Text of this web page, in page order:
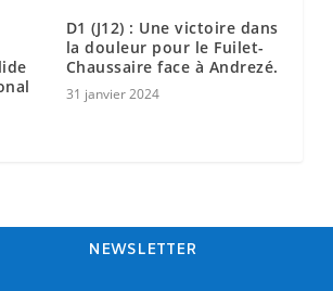
D1 (J12) : Une victoire dans
la douleur pour le Fuilet-
Chaussaire face à Andrezé.
31 janvier 2024
NEWSLETTER